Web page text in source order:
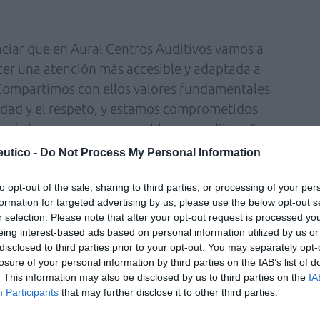
- Do Not Process My Personal Information
opt-out of the sale, sharing to third parties, or processing of your
for targeted advertising by us, please use the below opt-out
selection. Please note that after your opt-out request is processed
interest-based ads based on personal information utilized by us
to third parties prior to your opt-out. You may separately
of your personal information by third parties on the IAB’s list of
This information may also be disclosed by us to third parties on the
Participants that may further disclose it to other third parties.
que en Aural Centros Auditivos vamos a
una atención más accesible y adaptada a
con ellos valores fundamentales
y el respeto, y estamos comprometidos
de las personas con problemas auditivos”,
la ONCE tenemos muchas personas con
de nuestra población afiliada, y, entre
con sordoceguera. La salud auditiva es
entre otras dificultades, evita situaciones
muy positivamente poder ir de la
que destaca por sus estándares de
en servicio, y que ofrece un servicio muy